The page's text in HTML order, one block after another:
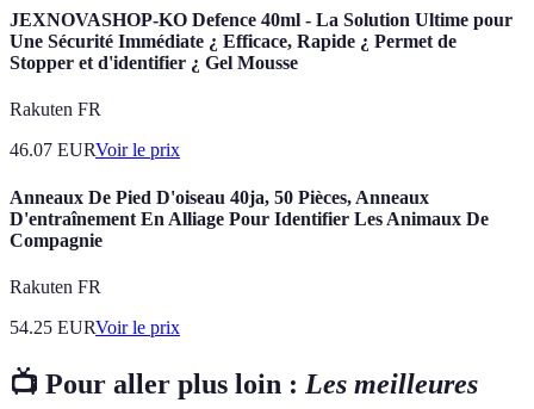
JEXNOVASHOP-KO Defence 40ml - La Solution Ultime pour
Une Sécurité Immédiate ¿ Efficace, Rapide ¿ Permet de
Stopper et d'identifier ¿ Gel Mousse
Rakuten FR
46.07 EURVoir le prix
Anneaux De Pied D'oiseau 40ja, 50 Pièces, Anneaux
D'entraînement En Alliage Pour Identifier Les Animaux De
Compagnie
Rakuten FR
54.25 EURVoir le prix
📺 Pour aller plus loin : Les meilleures